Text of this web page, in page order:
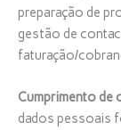
preparação de
gestão de
faturação/
Cumprimento de
dados pessoais